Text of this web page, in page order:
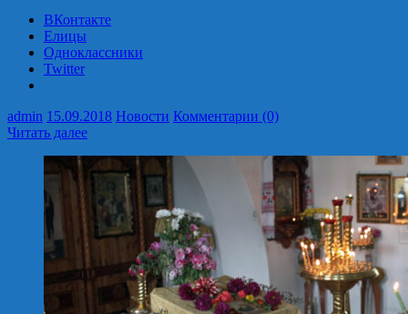
ВКонтакте
Елицы
Одноклассники
Twitter
admin 15.09.2018 Новости Комментарии (0)
Читать далее